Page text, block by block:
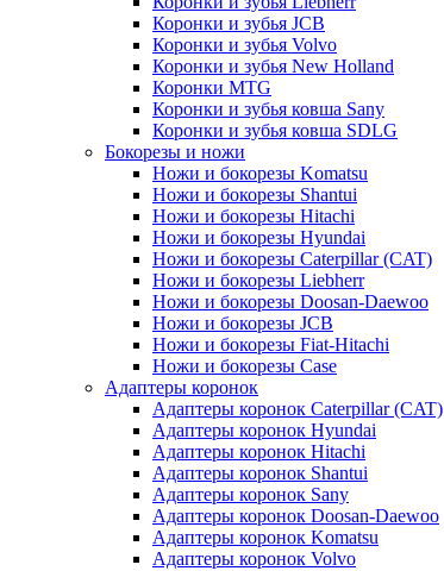
Коронки и зубья JCB
Коронки и зубья Volvo
Коронки и зубья New Holland
Коронки MTG
Коронки и зубья ковша Sany
Коронки и зубья ковша SDLG
Бокорезы и ножи
Ножи и бокорезы Komatsu
Ножи и бокорезы Shantui
Ножи и бокорезы Hitachi
Ножи и бокорезы Hyundai
Ножи и бокорезы Caterpillar (CAT)
Ножи и бокорезы Liebherr
Ножи и бокорезы Doosan-Daewoo
Ножи и бокорезы JCB
Ножи и бокорезы Fiat-Hitachi
Ножи и бокорезы Case
Адаптеры коронок
Адаптеры коронок Caterpillar (CAT)
Адаптеры коронок Hyundai
Адаптеры коронок Hitachi
Адаптеры коронок Shantui
Адаптеры коронок Sany
Адаптеры коронок Doosan-Daewoo
Адаптеры коронок Komatsu
Адаптеры коронок Volvo